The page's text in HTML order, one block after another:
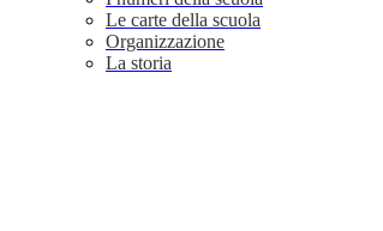
Le carte della scuola
Organizzazione
La storia